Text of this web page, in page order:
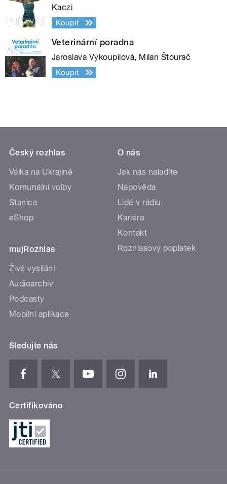
Kaczi
Koupit
Veterinární poradna
Jaroslava Vykoupilová, Milan Štourač
Koupit
Český rozhlas
Válka na Ukrajině
Komunální volby
Stanice
eShop
mujRozhlas
Živé vysílání
Audioarchiv
Podcasty
Mobilní aplikace
O nás
Jak nás naladíte
Nápověda
Lidé v rádiu
Kariéra
Kontakt
Rozhlasový poplatek
Sledujte nás
Certifikováno